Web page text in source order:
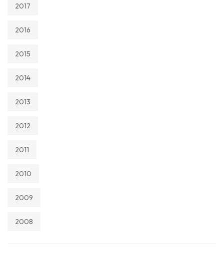
2017
2016
2015
2014
2013
2012
2011
2010
2009
2008